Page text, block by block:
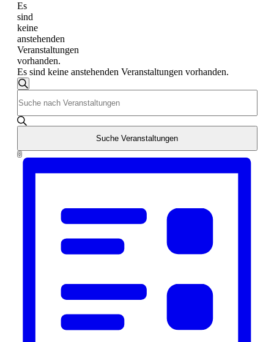
Es
sind
keine
anstehenden
Veranstaltungen
vorhanden.
Es sind keine anstehenden Veranstaltungen vorhanden.
Veranstaltungen
Suche
und
Navigation
Suche
Schlüsselwort
eingeben.
Suche
Veranstaltungen
Schlüsselwort.
Suche Veranstaltungen
Veranstaltung
Ansichten-
Liste